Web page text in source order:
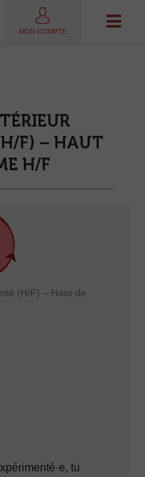
MON COMPTE
TÉRIEUR
H/F) – HAUT
E H/F
(H/F) – Haut de
tu